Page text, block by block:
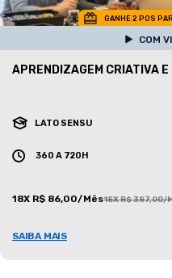
GANHE 2 POS
COM
APRENDIZAGEM CRIATIVA
LATO SENSU
360 A 720H
18X R$ 86,00/Mês18X R$ 387,00/
SAIBA MAIS